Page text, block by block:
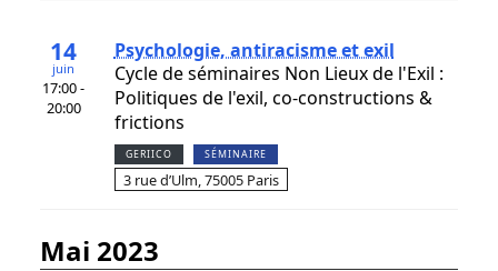
14
juin
17:00 -
20:00
Psychologie, antiracisme et exil
Cycle de séminaires Non Lieux de l'Exil :
Politiques de l'exil, co-constructions &
frictions
GERIICO SÉMINAIRE
3 rue d’Ulm, 75005 Paris
mai 2023